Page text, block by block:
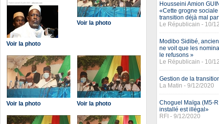
Voir la photo
Voir la photo
Voir la photo Voir la photo
Housseini Amion
«Cette grogne
transition déjà mal
Le Républicain - 10/
Modibo Sidibé,
ne voit que les
le refusons »
Le Républicain - 10/
Gestion de la
La Matin - 9/12/2020
Choguel Maïga (M5-
installé est illégal»
RFI - 9/12/2020